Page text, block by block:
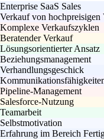
Enterprise SaaS Sales
Verkauf von hochpreisigen
Komplexe Verkaufszyklen
Beratender Verkauf
Lösungsorientierter Ansatz
Beziehungsmanagement
Verhandlungsgeschick
Pipeline-Management
Salesforce-Nutzung
Teamarbeit
Selbstmotivation
Erfahrung im Bereich